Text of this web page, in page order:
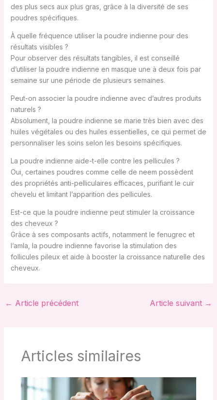
des plus secs aux plus gras, grâce à la diversité de ses
poudres spécifiques.
À quelle fréquence utiliser la poudre indienne pour des
résultats visibles ?
Pour observer des résultats tangibles, il est conseillé
d’utiliser la poudre indienne en masque une à deux fois par
semaine sur une période de plusieurs semaines.
Peut-on associer la poudre indienne avec d’autres produits
naturels ?
Absolument, la poudre indienne se marie très bien avec des
huiles végétales ou des huiles essentielles, ce qui permet de
personnaliser les soins selon les besoins spécifiques.
La poudre indienne aide-t-elle contre les pellicules ?
Oui, certaines poudres comme celle de neem possèdent
des propriétés anti-pelliculaires efficaces, purifiant le cuir
chevelu et limitant l’apparition des pellicules.
Est-ce que la poudre indienne peut stimuler la croissance
des cheveux ?
Grâce à ses composants actifs, notamment le fenugrec et
l’amla, la poudre indienne favorise la stimulation des
follicules pileux et aide à booster la croissance naturelle des
cheveux.
← Article précédent Article suivant →
Articles similaires